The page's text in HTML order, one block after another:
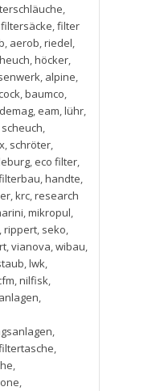
,
filtersäcke,filter
, aerob,riedel,
,höcker,
, alpine,
,baumco,
demag, eam,lühr,
scheuch,
, schröter,
, eco filter,
,handte,
,krc,research
,mikropul,
,rippert, seko,
,vianova,wibau,
,lwk,
,nilfisk,
,
,
,
,
,